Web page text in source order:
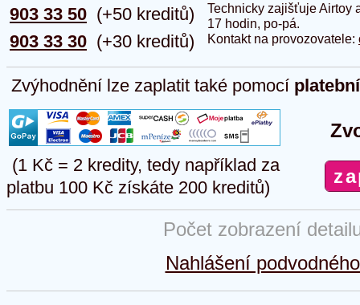
903 33 50
903 33 30
(+50 kreditů)
(+30 kreditů)
Technicky zajišťuje Airtoy
17 hodin, po-pá.
Kontakt na provozovatele:
Zvýhodnění lze zaplatit také pomocí
(1 Kč = 2 kredity, tedy například za
platbu 100 Kč získáte 200 kreditů)
Počet zobrazení
Nahlášení